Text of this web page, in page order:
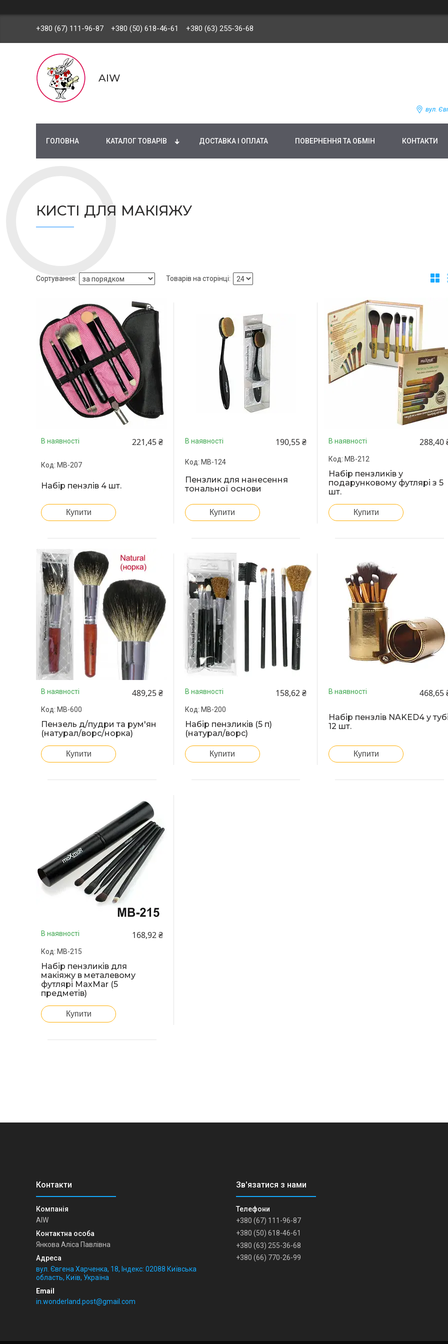
+380 (67) 111-96-87 +380 (50) 618-46-61 +380 (63) 255-36-68
AIW
вул.
ГОЛОВНА КАТАЛОГ ТОВАРІВ ДОСТАВКА І ОПЛАТА ПОВЕРНЕННЯ ТА ОБМІН КОНТАКТИ
КИСТІ ДЛЯ МАКІЯЖУ
В наявності 221,45 ₴
MB-207
Набір пензлів 4 шт.
Купити
В наявності 190,55 ₴
МВ-124
Пензлик для нанесення
тональної основи
Купити
В наявності 288,40
МВ-212
Набір пензликів у
подарунковому футлярі з 5
шт.
Купити
В наявності 489,25 ₴
MB-600
Пензель д/пудри та рум'ян
(натурал/ворс/норка)
Купити
В наявності 158,62 ₴
MB-200
Набір пензликів (5 п)
(натурал/ворс)
Купити
В наявності 468,65
Набір пензлів NAKED4 у
12 шт.
Купити
В наявності 168,92 ₴
MB-215
Набір пензликів для
макіяжу в металевому
футлярі МахМar (5
предметів)
Купити
AIW
Янкова Аліса Павлівна
вул. Євгена Харченка, 18, Індекс: 02088 Київська
область, Київ, Україна
in.wonderland.post@gmail.com
+380 (67) 111-96-87
+380 (50) 618-46-61
+380 (63) 255-36-68
+380 (66) 770-26-99